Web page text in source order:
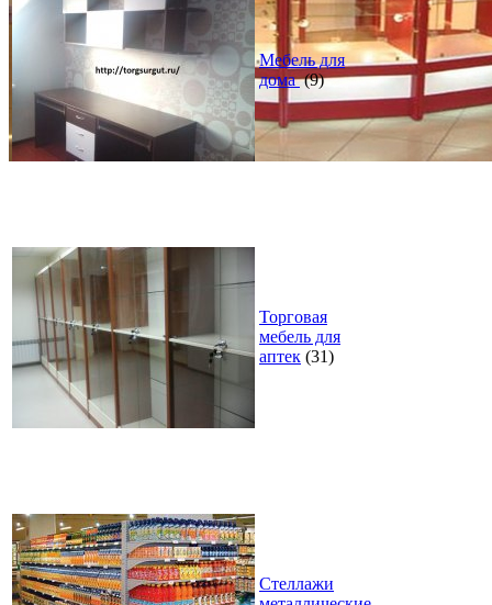
Мебель для
дома (9)
Торговая
мебель для
аптек (31)
Стеллажи